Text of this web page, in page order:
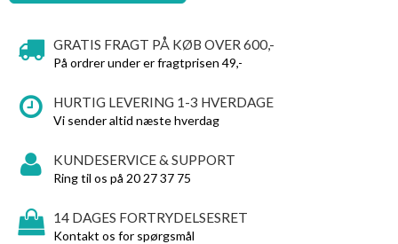
GRATIS FRAGT PÅ KØB OVER 600,-
På ordrer under er fragtprisen 49,-
HURTIG LEVERING 1-3 HVERDAGE
Vi sender altid næste hverdag
KUNDESERVICE & SUPPORT
Ring til os på 20 27 37 75
14 DAGES FORTRYDELSESRET
Kontakt os for spørgsmål